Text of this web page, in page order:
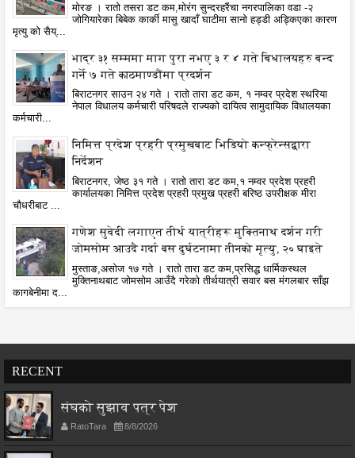
मोरङ । रातो तसरा डट कम,मोरंग सुन्दरहरैंचा नगरपालिका वडा -२
जोगियारेका बिबेक कार्की मासु खादाँ घाटीमा सानो हड्डी अड्किएका कारण
मृत्यु को सैय्...
भाद्र ३१ सम्ममा माग पुरा नभए ३ र ४ गते बिधालयहरु बन्द
गर्ने ७ गते काठमाण्डौंमा प्रदर्शन
बिराटनगर साउन २४ गते । रातो तारा डट कम, १ नम्वर प्रदेश स्थरिया
नेपाल विधालय कर्मचारी परिषदले राज्यको दायित्व सामुदायिक विधालयका
कर्मचारी...
निमित्त प्रदेश प्रहरी प्रमुखबाट भिडियो कन्फ्रेन्सद्वारा
निर्देशन
बिराटनगर, जेष्ठ ३१ गते । रातो तारा डट कम,१ नम्वर प्रदेश प्रहरी
कार्यालयका निमित्त प्रदेश प्रहरी प्रमुख प्रहरी बरिष्ठ उपरीक्षक मीरा
चौधरीबाट ...
गणेश सुवेदी लगाएत तीर्थ यात्रीहरू मुक्तिनाथ दर्शन गरी
जोमसोम आउदै गर्दा बस दुर्घटनामा तीनको मृत्यु, २० घाइते
मुस्ताङ,असोज १७ गते । रातो तारा डट कम,प्रसिद्ध धार्मिकस्थल
मुक्तिनाथबाट जोमसोम आउँदै गरेको तीर्थयात्री सवार बस मंगलबार साँझ
कागबेनीमा द...
RECENT
संघको सुझाव पत्र पेश
RatoTara 8/8/2026